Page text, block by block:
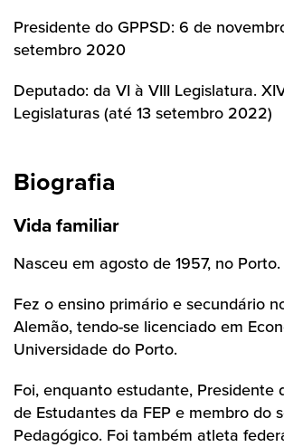
Presidente do GPPSD: 6 de
setembro 2020
Deputado: da VI à VIII Legislatura.
Legislaturas (até 13 setembro 2022)
Biografia
Vida familiar
Nasceu em agosto de 1957, no Porto.
Fez o ensino primário e secundário
Alemão, tendo-se licenciado em
Universidade do Porto.
Foi, enquanto estudante, Presidente
de Estudantes da FEP e membro do
Pedagógico. Foi também atleta